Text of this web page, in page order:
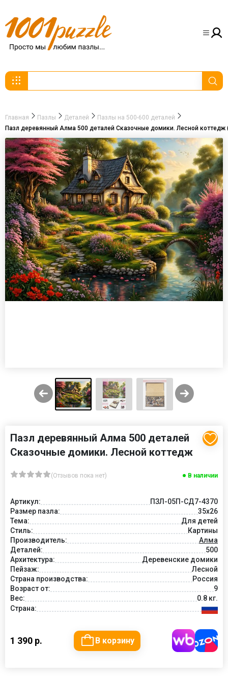
Главная Пазлы Деталей
Пазлы на 500-600 деталей
Пазл деревянный Алма 500 деталей Сказочные домики. Лесной
Пазл деревянный Алма 500 деталей
Сказочные домики. Лесной коттедж
(Отзывов пока нет) В наличии
Артикул:
ПЗЛ-05П-СД7-4370
Размер пазла:
35х26
Тема:
Для детей
Стиль:
Картины
Производитель:
Алма
Деталей:
500
Архитектура:
Деревенские домики
Пейзаж:
Лесной
Страна производства:
Россия
Возраст от:
9
Вес:
0.8 кг.
Страна:
1 390 р. В корзину